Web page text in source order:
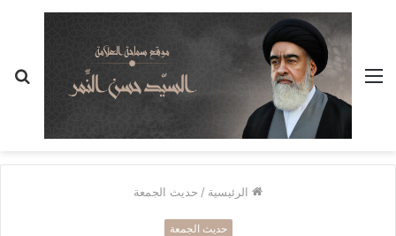
القائمة
الرئيسية / حديث الجمعة
حديث الجمعة